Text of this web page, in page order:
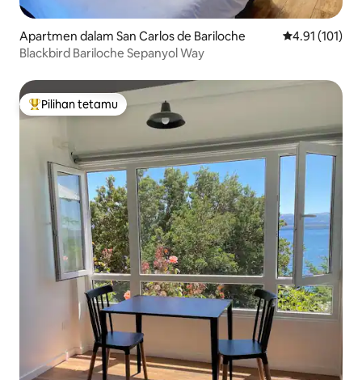
Apartmen dalam San Carlos de Bariloche Penarafan
4.91 (101)
Blackbird Bariloche Sepanyol Way
Pilihan utama tetamu
Pilihan tetamu